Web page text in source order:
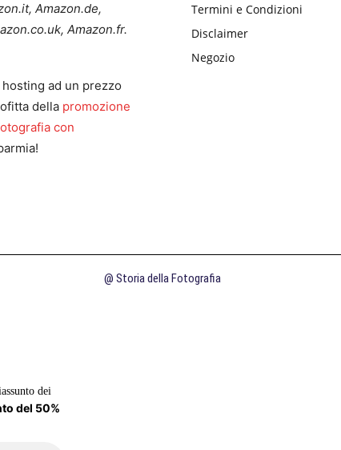
Amazon.de,
Amazon.fr.
ad un prezzo
della promozione
con
Termini e Condizioni
Disclaimer
Negozio
@ Storia della Fotografia
dei
del 50%